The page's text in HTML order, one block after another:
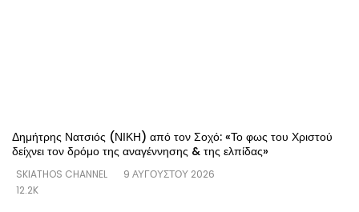
Δημήτρης Νατσιός (ΝΙΚΗ) από τον Σοχό: «Το φως του Χριστού
δείχνει τον δρόμο της αναγέννησης & της ελπίδας»
SKIATHOS CHANNEL
9 ΑΥΓΟΎΣΤΟΥ 2026
12.2K